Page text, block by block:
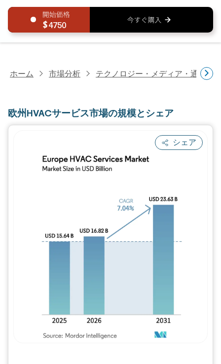
4750
ホーム 市場分析 テクノロジー・メディア・通信研
欧州HVACサービス市場の規模とシェア
シェア